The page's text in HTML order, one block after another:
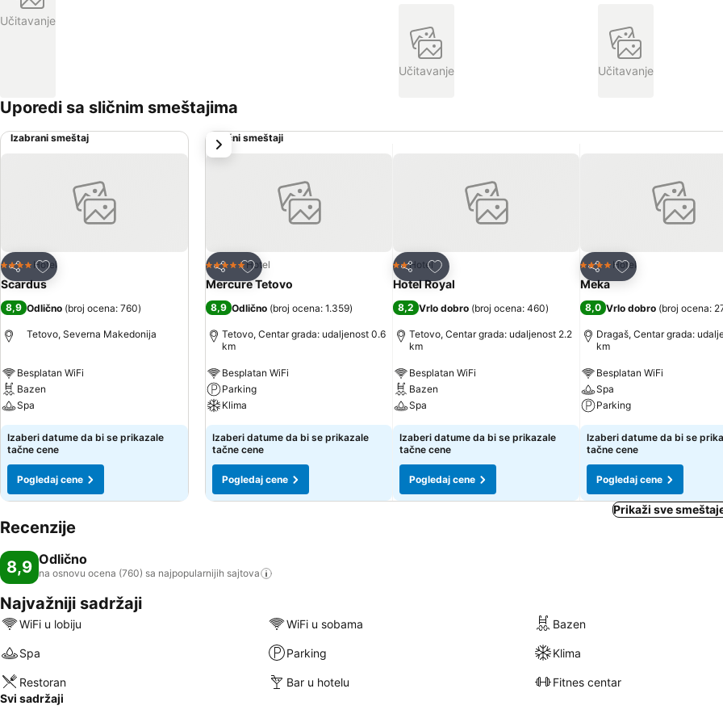
Učitavanje
Učitavanje Učitavanje
Uporedi sa sličnim smeštajima
Izabrani smeštaj
Deli
Dodati u favorite
4 Zvezdice
Hotel
Scardus
8,9 Odlično (broj ocena: 760)
Tetovo, Severna Makedonija
Besplatan WiFi
Bazen
Spa
Izaberi datume da bi se prikazale
tačne cene
Pogledaj cene
Slični smeštaji
Deli
Dodati u favorite
5 ZvezdiceHotel
Mercure Tetovo
8,9 Odlično (broj ocena: 1.359)
Tetovo, Centar grada: udaljenost 0.6
km
Besplatan WiFi
Parking
Klima
Izaberi datume da bi se prikazale
tačne cene
Pogledaj cene
Deli
Dodati u favorite
2 Zvezdice
Hotel
Hotel Royal
8,2 Vrlo dobro (broj ocena: 460)
Tetovo, Centar grada: udaljenost 2.2
km
Besplatan WiFi
Bazen
Spa
Izaberi datume da bi se prikazale
tačne cene
Pogledaj cene
Deli
Dodati u favorite
4 Zvezdice
Hotel
Meka
8,0 Vrlo dobro (broj ocena:
Dragaš, Centar grada:
km
Besplatan WiFi
Spa
Parking
Izaberi datume da bi se
tačne cene
Pogledaj cene
sledeće
Prikaži sve
Recenzije
8,9 Odlično
na osnovu ocena (760) sa najpopularnijih sajtova
Najvažniji sadržaji
WiFi u lobiju WiFi u sobama Bazen
Spa Parking Klima
Restoran Bar u hotelu
Fitnes centar
Svi sadržaji